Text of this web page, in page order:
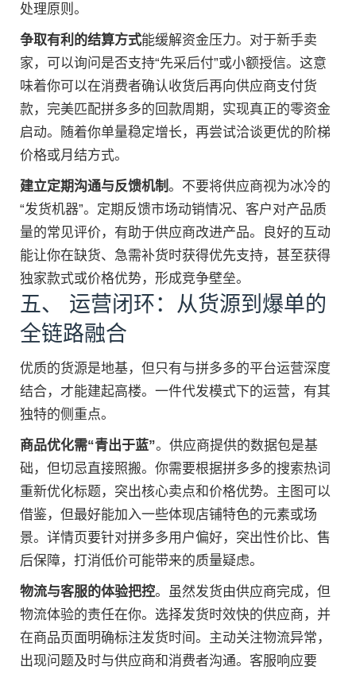
处理原则。
争取有利的结算方式能缓解资金压力。对于新手卖
家，可以询问是否支持“先采后付”或小额授信。这意
味着你可以在消费者确认收货后再向供应商支付货
款，完美匹配拼多多的回款周期，实现真正的零资金
启动。随着你单量稳定增长，再尝试洽谈更优的阶梯
价格或月结方式。
建立定期沟通与反馈机制。不要将供应商视为冰冷的
“发货机器”。定期反馈市场动销情况、客户对产品质
量的常见评价，有助于供应商改进产品。良好的互动
能让你在缺货、急需补货时获得优先支持，甚至获得
独家款式或价格优势，形成竞争壁垒。
五、 运营闭环：从货源到爆单的
全链路融合
优质的货源是地基，但只有与拼多多的平台运营深度
结合，才能建起高楼。一件代发模式下的运营，有其
独特的侧重点。
商品优化需“青出于蓝”。供应商提供的数据包是基
础，但切忌直接照搬。你需要根据拼多多的搜索热词
重新优化标题，突出核心卖点和价格优势。主图可以
借鉴，但最好能加入一些体现店铺特色的元素或场
景。详情页要针对拼多多用户偏好，突出性价比、售
后保障，打消低价可能带来的质量疑虑。
物流与客服的体验把控。虽然发货由供应商完成，但
物流体验的责任在你。选择发货时效快的供应商，并
在商品页面明确标注发货时间。主动关注物流异常，
出现问题及时与供应商和消费者沟通。客服响应要